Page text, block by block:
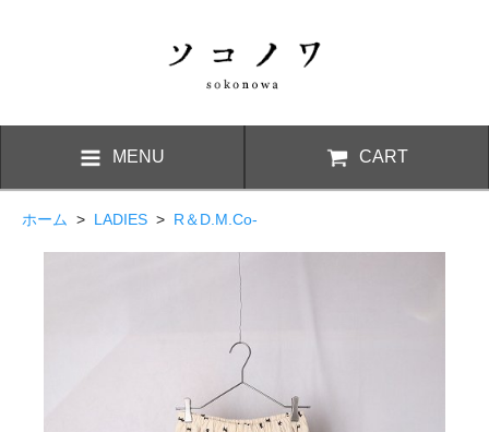
MENU CART
ホーム > LADIES > R＆D.M.Co-